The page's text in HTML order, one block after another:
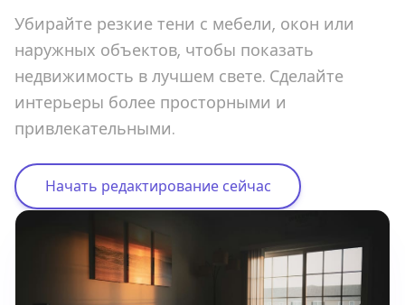
Убирайте резкие тени с мебели, окон или
наружных объектов, чтобы показать
недвижимость в лучшем свете. Сделайте
интерьеры более просторными и
привлекательными.
Начать редактирование сейчас